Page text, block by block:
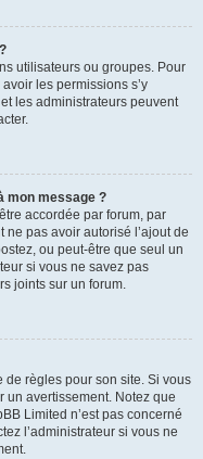
utilisateurs ou groupes. Pour
les permissions s’y
les administrateurs peuvent
mon message ?
accordée par forum, par
ne pas avoir autorisé l’ajout de
ou peut-être que seul un
si vous ne savez pas
joints sur un forum.
règles pour son site. Si vous
un avertissement. Notez que
Limited n’est pas concerné
l’administrateur si vous ne